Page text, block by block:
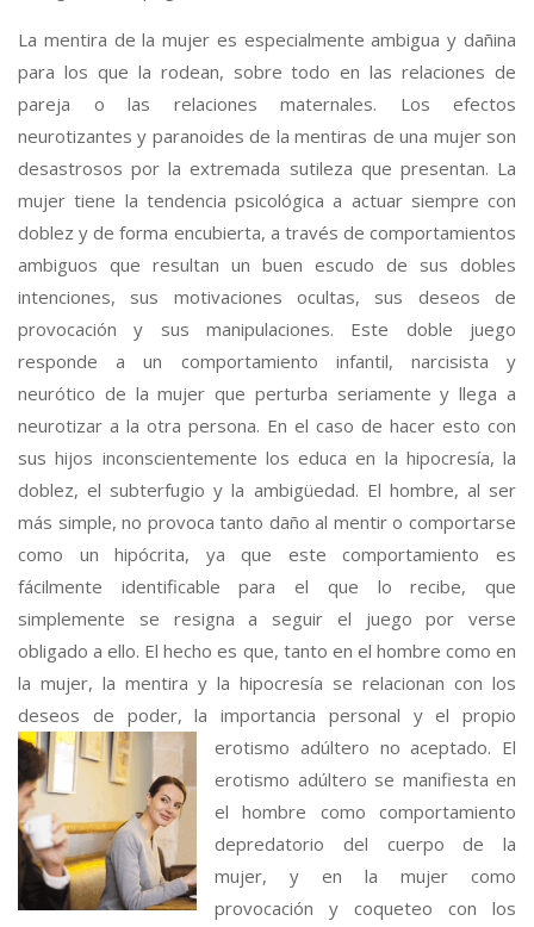
La mentira de la mujer es especialmente ambigua y dañina
para los que la rodean, sobre todo en las relaciones de
pareja o las relaciones maternales. Los efectos
neurotizantes y paranoides de la mentiras de una mujer son
desastrosos por la extremada sutileza que presentan. La
mujer tiene la tendencia psicológica a actuar siempre con
doblez y de forma encubierta, a través de comportamientos
ambiguos que resultan un buen escudo de sus dobles
intenciones, sus motivaciones ocultas, sus deseos de
provocación y sus manipulaciones. Este doble juego
responde a un comportamiento infantil, narcisista y
neurótico de la mujer que perturba seriamente y llega a
neurotizar a la otra persona. En el caso de hacer esto con
sus hijos inconscientemente los educa en la hipocresía, la
doblez, el subterfugio y la ambigüedad. El hombre, al ser
más simple, no provoca tanto daño al mentir o comportarse
como un hipócrita, ya que este comportamiento es
fácilmente identificable para el que lo recibe, que
simplemente se resigna a seguir el juego por verse
obligado a ello. El hecho es que, tanto en el hombre como en
la mujer, la mentira y la hipocresía se relacionan con los
deseos de poder, la importancia personal y el propio
erotismo adúltero no aceptado. El
erotismo adúltero se manifiesta en
el hombre como comportamiento
depredatorio del cuerpo de la
mujer, y en la mujer como
provocación y coqueteo con los